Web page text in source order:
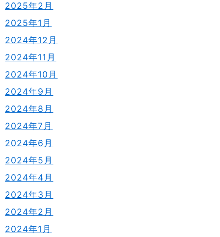
2025年2月
2025年1月
2024年12月
2024年11月
2024年10月
2024年9月
2024年8月
2024年7月
2024年6月
2024年5月
2024年4月
2024年3月
2024年2月
2024年1月